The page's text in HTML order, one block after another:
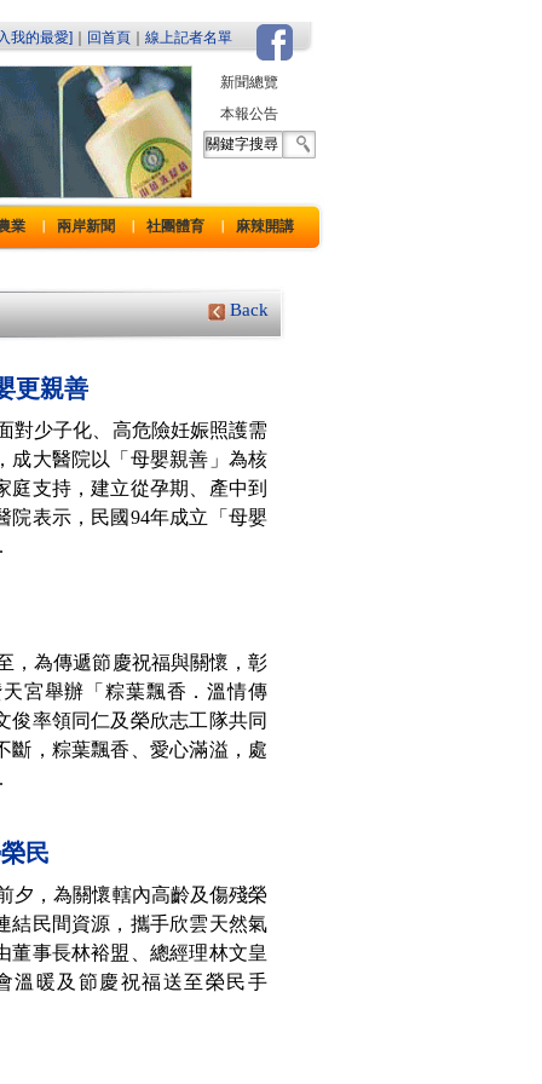
我的最愛] 回首頁 線上記者名單
新聞總覽
本報公告
業 兩岸新聞 社團體育 麻辣開講
Back
更親善
對少子化、高危險妊娠照護需
成大醫院以「母嬰親善」為核
庭支持，建立從孕期、產中到
院表示，民國94年成立「母嬰
，為傳遞節慶祝福與關懷，彰
宮舉辦「粽葉飄香．溫情傳
俊率領同仁及榮欣志工隊共同
斷，粽葉飄香、愛心滿溢，處
民
夕，為關懷轄內高齡及傷殘榮
結民間資源，攜手欣雲天然氣
董事長林裕盟、總經理林文皇
溫暖及節慶祝福送至榮民手